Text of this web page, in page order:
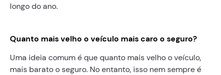
longo do ano.
Quanto mais velho o veículo mais caro o seguro?
Uma ideia comum é que quanto mais velho o veículo,
mais barato o seguro. No entanto, isso nem sempre é